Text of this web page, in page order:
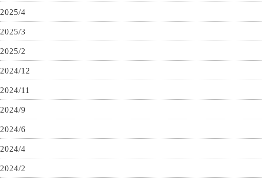
2025/4
2025/3
2025/2
2024/12
2024/11
2024/9
2024/6
2024/4
2024/2